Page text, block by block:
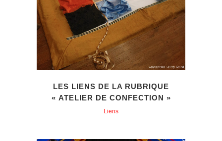
LES LIENS DE LA RUBRIQUE
« ATELIER DE CONFECTION »
Liens